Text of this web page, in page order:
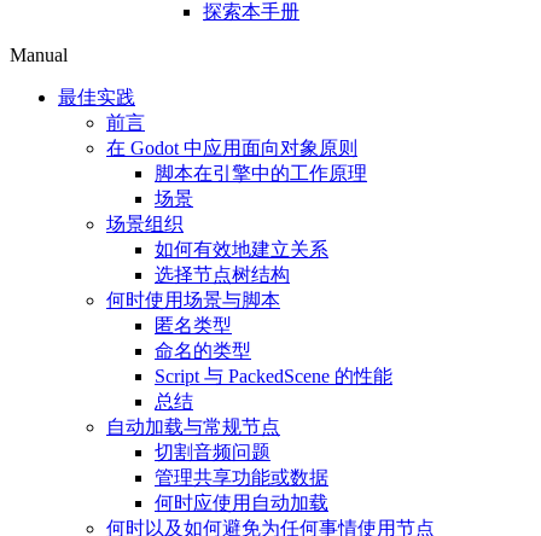
探索本手册
Manual
最佳实践
前言
在 Godot 中应用面向对象原则
脚本在引擎中的工作原理
场景
场景组织
如何有效地建立关系
选择节点树结构
何时使用场景与脚本
匿名类型
命名的类型
Script 与 PackedScene 的性能
总结
自动加载与常规节点
切割音频问题
管理共享功能或数据
何时应使用自动加载
何时以及如何避免为任何事情使用节点